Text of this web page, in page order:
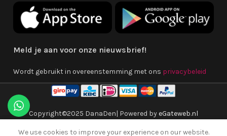
Meld je aan voor onze nieuwsbrief!
Wordt gebruikt in overeenstemming met ons privacybeleid
Copyright©2025 DanaDen| Powered byeGateweb.nl
We use cookies to improve your experience on our website.